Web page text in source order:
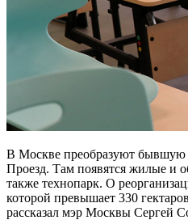
В Москве преобразуют
Проезд. Там появятся жилые и
также технопарк. О
которой превышает 330
рассказал мэр Москвы Сергей